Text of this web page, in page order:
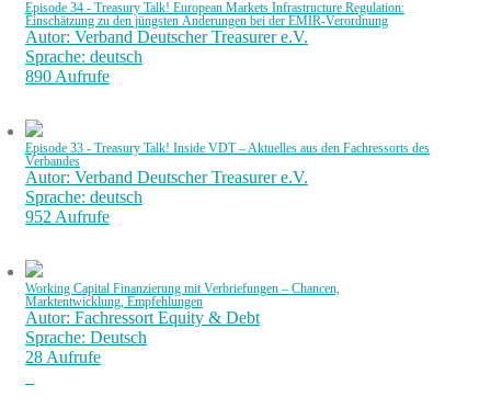
Episode 34 - Treasury Talk! European Markets Infrastructure Regulation:
Einschätzung zu den jüngsten Änderungen bei der EMIR-Verordnung
Autor: Verband Deutscher Treasurer e.V.
Sprache: deutsch
890 Aufrufe
Episode 33 - Treasury Talk! Inside VDT – Aktuelles aus den Fachressorts des
Verbandes
Autor: Verband Deutscher Treasurer e.V.
Sprache: deutsch
952 Aufrufe
Working Capital Finanzierung mit Verbriefungen – Chancen,
Marktentwicklung, Empfehlungen
Autor: Fachressort Equity & Debt
Sprache: Deutsch
28 Aufrufe